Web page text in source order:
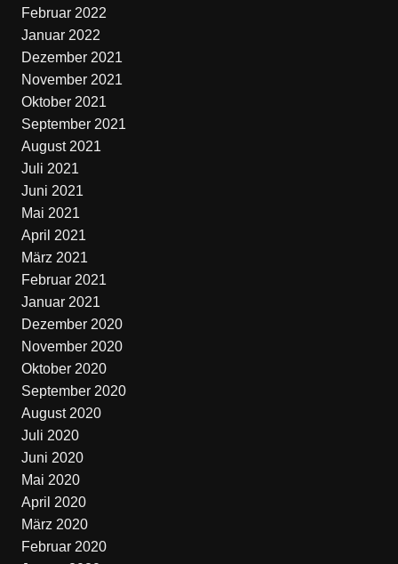
Februar 2022
Januar 2022
Dezember 2021
November 2021
Oktober 2021
September 2021
August 2021
Juli 2021
Juni 2021
Mai 2021
April 2021
März 2021
Februar 2021
Januar 2021
Dezember 2020
November 2020
Oktober 2020
September 2020
August 2020
Juli 2020
Juni 2020
Mai 2020
April 2020
März 2020
Februar 2020